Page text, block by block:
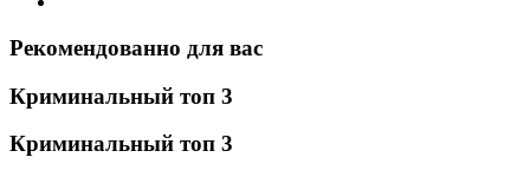
Рекомендованно для вас
Криминальный топ 3
Криминальный топ 3